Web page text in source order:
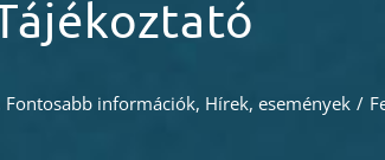
Fontosabb információk, Hírek, események /